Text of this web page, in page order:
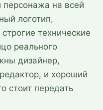
на всей
логотип,
технические
реального
дизайнер,
и хороший
стоит передать